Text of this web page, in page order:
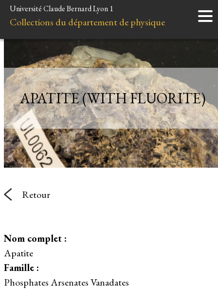
Accueil
Instruments
Minéraux
Liens et ressources
Université Claude Bernard Lyon 1
Collections du département de physique
APATITE (WITH FLUORITE)
Retour
Nom complet :
Apatite
Famille :
Phosphates Arsenates Vanadates